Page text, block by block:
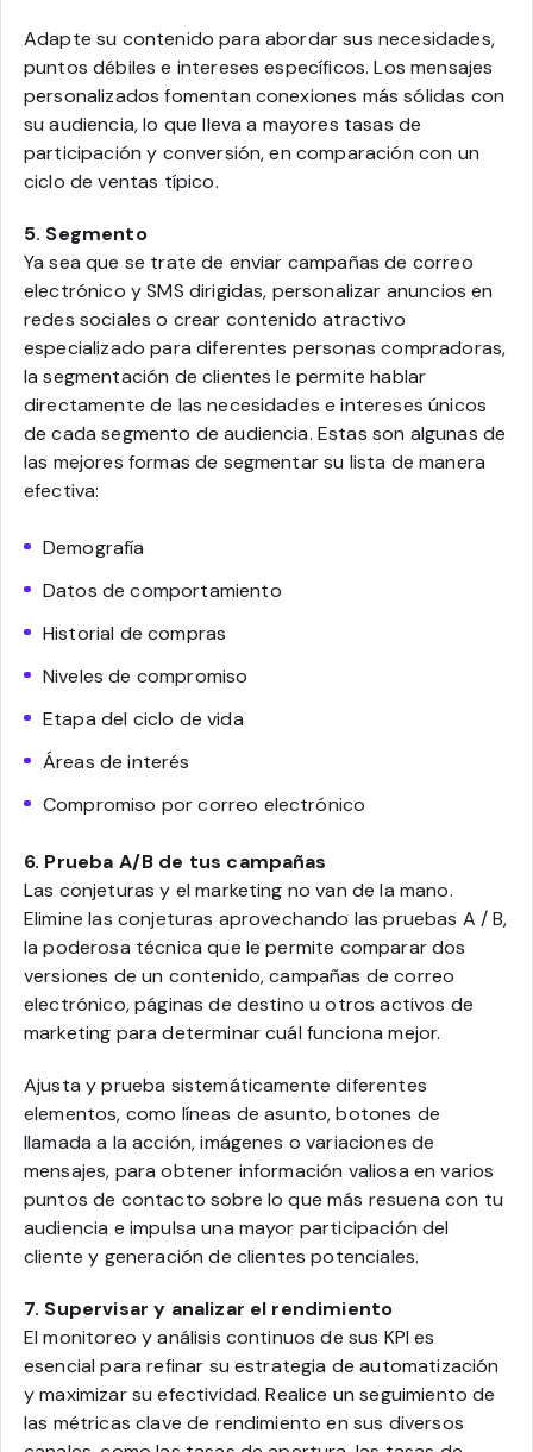
Adapte su contenido para abordar sus necesidades,
puntos débiles e intereses específicos. Los mensajes
personalizados fomentan conexiones más sólidas con
su audiencia, lo que lleva a mayores tasas de
participación y conversión, en comparación con un
ciclo de ventas típico.
5. Segmento
Ya sea que se trate de enviar campañas de correo
electrónico y SMS dirigidas, personalizar anuncios en
redes sociales o crear contenido atractivo
especializado para diferentes personas compradoras,
la segmentación de clientes le permite hablar
directamente de las necesidades e intereses únicos
de cada segmento de audiencia. Estas son algunas de
las mejores formas de segmentar su lista de manera
efectiva:
Demografía
Datos de comportamiento
Historial de compras
Niveles de compromiso
Etapa del ciclo de vida
Áreas de interés
Compromiso por correo electrónico
6. Prueba A/B de tus campañas
Las conjeturas y el marketing no van de la mano.
Elimine las conjeturas aprovechando las pruebas A / B,
la poderosa técnica que le permite comparar dos
versiones de un contenido, campañas de correo
electrónico, páginas de destino u otros activos de
marketing para determinar cuál funciona mejor.
Ajusta y prueba sistemáticamente diferentes
elementos, como líneas de asunto, botones de
llamada a la acción, imágenes o variaciones de
mensajes, para obtener información valiosa en varios
puntos de contacto sobre lo que más resuena con tu
audiencia e impulsa una mayor participación del
cliente y generación de clientes potenciales.
7. Supervisar y analizar el rendimiento
El monitoreo y análisis continuos de sus KPI es
esencial para refinar su estrategia de automatización
y maximizar su efectividad. Realice un seguimiento de
las métricas clave de rendimiento en sus diversos